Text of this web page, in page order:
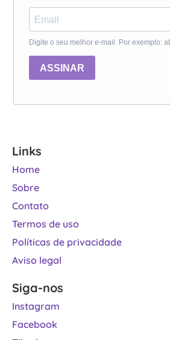
Digite o seu melhor e-mail. Por exemplo:
ASSINAR
Links
Home
Sobre
Contato
Termos de uso
Políticas de privacidade
Aviso legal
Siga-nos
Instagram
Facebook